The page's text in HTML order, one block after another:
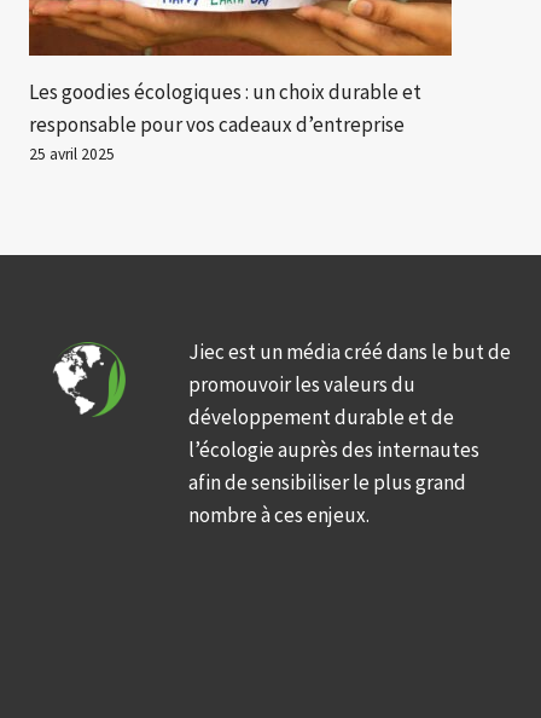
Les goodies écologiques : un choix durable et
responsable pour vos cadeaux d’entreprise
25 avril 2025
Jiec est un média créé dans le but de
promouvoir les valeurs du
développement durable et de
l’écologie auprès des internautes
afin de sensibiliser le plus grand
nombre à ces enjeux.